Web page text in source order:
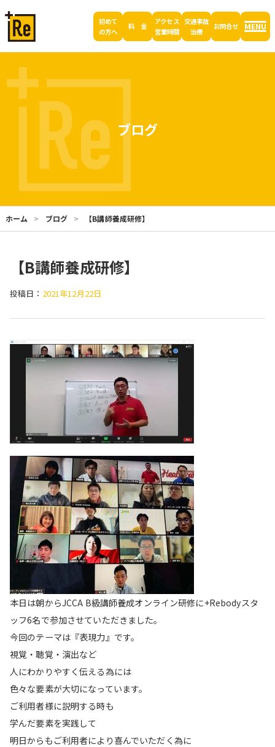
初めて
の方へ
料 金
アクセス
営業時間
交通事故
治療
お問合せ MENU
ブログ
ホーム ブログ 【B講師養成研修】
【B講師養成研修】
投稿日： 2021年12月22日
本日は朝からJCCA B級講師養成オンライン研修に+Rebodyスタ
ッフ6名で参加させていただきました。
今回のテーマは『表現力』です。
視覚・聴覚・演出など
人にわかりやすく伝える為には
色々な要素が大切になっています。
ご利用者様に説明する時も
学んだ要素を実践して
明日からもご利用者により喜んでいただく為に